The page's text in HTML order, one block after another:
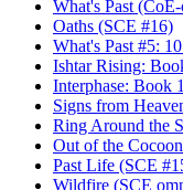
What's Past
Oaths (SCE #16)
What's Past #5:
Ishtar Rising:
Interphase: Book
Signs from
Ring Around the
Out of the
Past Life (SCE
Wildfire (SCE